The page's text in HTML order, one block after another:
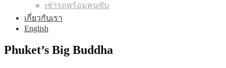
เช่ารถพร้อมคนขับ
เกี่ยวกับเรา
English
Phuket’s Big Buddha